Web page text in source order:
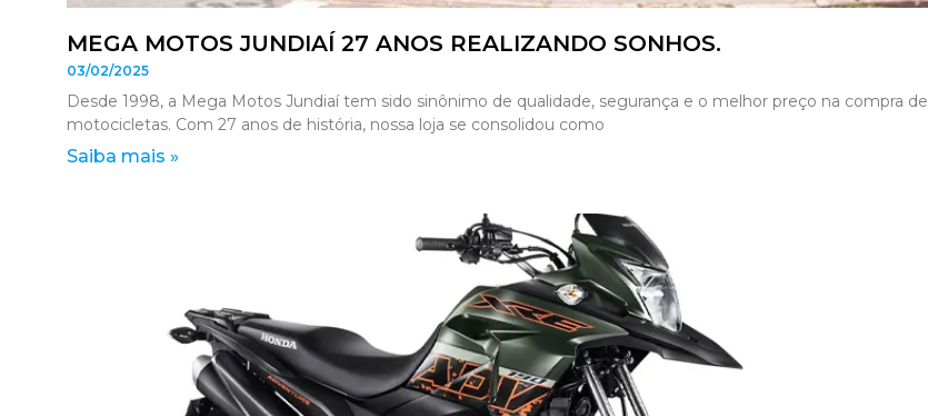
MEGA MOTOS JUNDIAÍ 27 ANOS REALIZANDO SONHOS.
03/02/2025
Desde 1998, a Mega Motos Jundiaí tem sido sinônimo de qualidade, segurança e o melhor preço na compra de
motocicletas. Com 27 anos de história, nossa loja se consolidou como
Saiba mais »